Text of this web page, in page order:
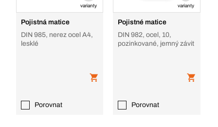
varianty
Pojistná matice
DIN 985, nerez ocel A4,
lesklé
Porovnat
varianty
Pojistné matice
DIN 982, ocel, 10,
pozinkované, jemný závit
Porovnat